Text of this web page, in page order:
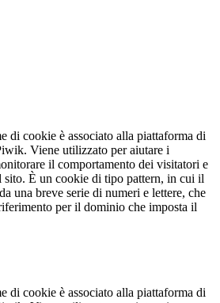
di cookie è associato alla piattaforma di
Viene utilizzato per aiutare i
il comportamento dei visitatori e
sito. È un cookie di tipo pattern, in cui il
una breve serie di numeri e lettere, che
per il dominio che imposta il
di cookie è associato alla piattaforma di